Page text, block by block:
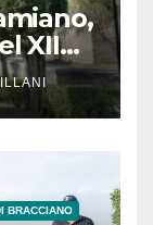
XII
BRACCIANO